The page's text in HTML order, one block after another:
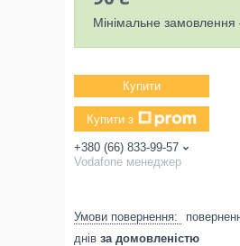
Мінімальне
Купити
Купити з
+380 (66) 833-99-57
Vodafone менеджер
днів за домовленістю